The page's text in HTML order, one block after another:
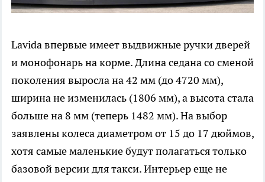
Lavida впервые имеет выдвижные ручки дверей
и монофонарь на корме. Длина седана со сменой
поколения выросла на 42 мм (до 4720 мм),
ширина не изменилась (1806 мм), а высота стала
больше на 8 мм (теперь 1482 мм). На выбор
заявлены колеса диаметром от 15 до 17 дюймов,
хотя самые маленькие будут полагаться только
базовой версии для такси. Интерьер еще не